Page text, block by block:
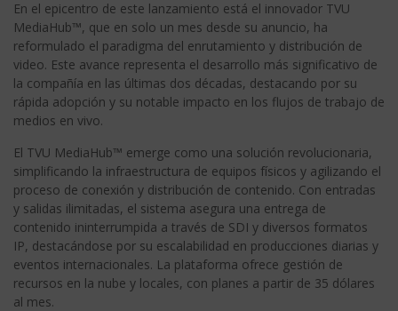
En el epicentro de este lanzamiento está el innovador TVU
MediaHub™, que en solo un mes desde su anuncio, ha
reformulado el paradigma del enrutamiento y distribución de
video. Este avance representa el desarrollo más significativo de
la compañía en las últimas dos décadas, destacando por su
rápida adopción y su notable impacto en los flujos de trabajo de
medios en vivo.
El TVU MediaHub™ emerge como una solución revolucionaria,
simplificando la infraestructura de equipos físicos y agilizando el
proceso de conexión y distribución de contenido. Con entradas
y salidas ilimitadas, el sistema asegura una entrega de
contenido ininterrumpida a través de SDI y diversos formatos
IP, destacándose por su escalabilidad en producciones diarias y
eventos internacionales. La plataforma ofrece gestión de
recursos en la nube y locales, con planes a partir de 35 dólares
al mes.